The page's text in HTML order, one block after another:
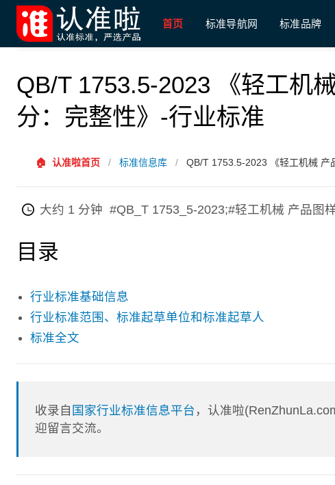
首页 标准导航网 标准品牌
QB/T 1753.5-2023 《轻工机
分：完整性》-行业标准
🏠 认准啦首页 / 标准信息库 / QB/T 1753.5-2023 《轻工机械 产
大约 1 分钟 #QB_T 1753_5-2023;#轻工机械 产品图
目录
行业标准基础信息
行业标准范围、标准起草单位和标准起草人
标准全文
收录自 国家行业标准信息平台 ，认准啦
迎留言交流。